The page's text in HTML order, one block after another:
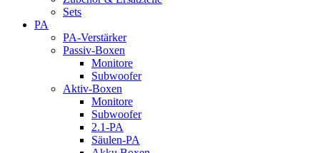
Sets
PA
PA-Verstärker
Passiv-Boxen
Monitore
Subwoofer
Aktiv-Boxen
Monitore
Subwoofer
2.1-PA
Säulen-PA